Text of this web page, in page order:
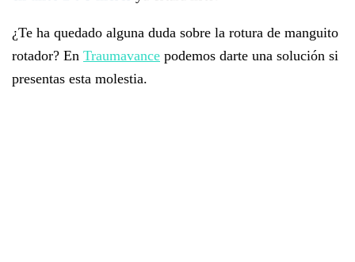
¿Te ha quedado alguna duda sobre la rotura de manguito
rotador? En Traumavance podemos darte una solución si
presentas esta molestia.